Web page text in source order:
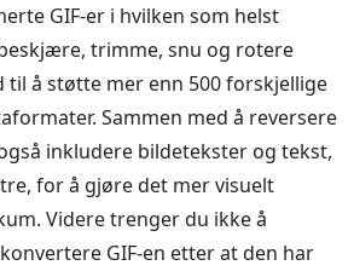
GIF-er i hvilken som helst
trimme, snu og rotere
til å støtte mer enn 500 forskjellige
Sammen med å reversere
inkludere bildetekster og tekst,
for å gjøre det mer visuelt
Videre trenger du ikke å
GIF-en etter at den har